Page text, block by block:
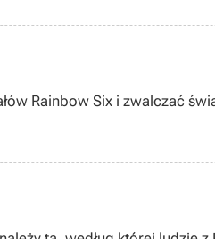
Rainbow Six i zwalczać